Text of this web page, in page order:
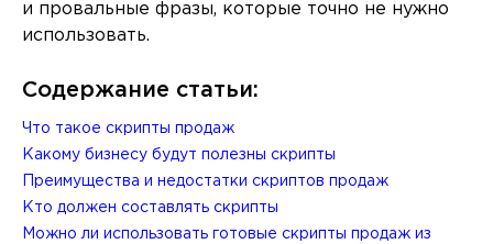
и провальные фразы, которые точно не нужно
использовать.
Содержание статьи:
Что такое скрипты продаж
Какому бизнесу будут полезны скрипты
Преимущества и недостатки скриптов продаж
Кто должен составлять скрипты
Можно ли использовать готовые скрипты продаж из